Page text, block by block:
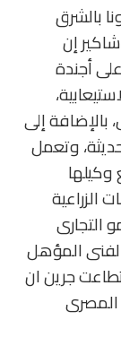
بالشرق
إن
أجندة
بالإضافة إلى
وتعمل
8 سنوات مع وكيلها
الزراعية
التجارى
المؤهل
جرين ان
المصرى